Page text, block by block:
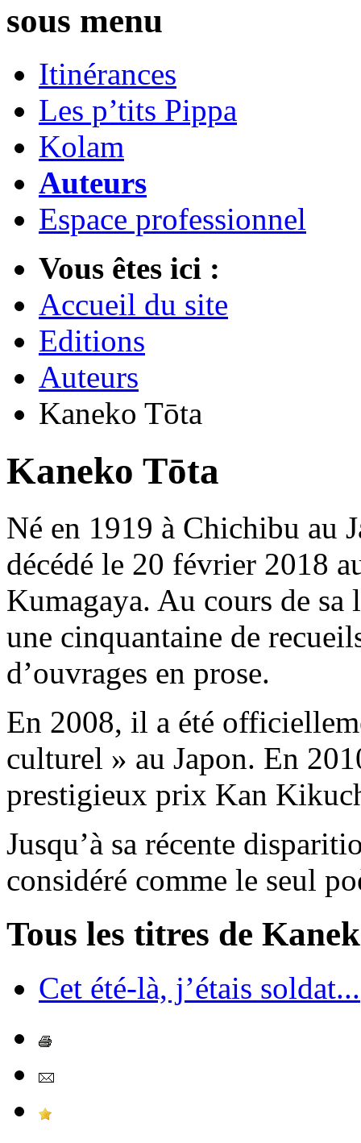
sous menu
Itinérances
Les p’tits Pippa
Kolam
Auteurs
Espace professionnel
Vous êtes ici :
Accueil du site
Editions
Auteurs
Kaneko Tōta
Kaneko Tōta
Né en 1919 à Chichibu au
décédé le 20 février 2018
Kumagaya. Au cours de
une cinquantaine de
d’ouvrages en prose.
En 2008, il a été
culturel » au Japon. En
prestigieux prix Kan
Jusqu’à sa récente
considéré comme le seul
Tous les titres de
Cet été-là, j’étais soldat...